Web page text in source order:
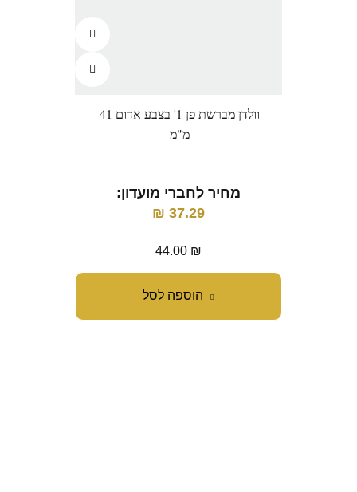
הוספה לסל
וולדן מברשת פן 1' בצבע אדום 41
מ"מ
מחיר לחברי מועדון:
37.29
₪
44.00 ₪